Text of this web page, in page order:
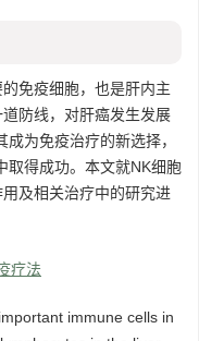
免疫细胞，也是肝内主
防线，对肝癌发生发展
为免疫治疗的新选择，
取得成功。本文就NK细胞
及相关治疗中的研究进
疗法
immune cells in